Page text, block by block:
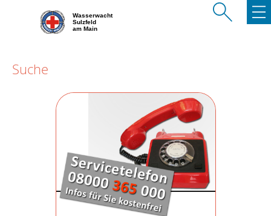
Wasserwacht
Sulzfeld
am Main
Suche